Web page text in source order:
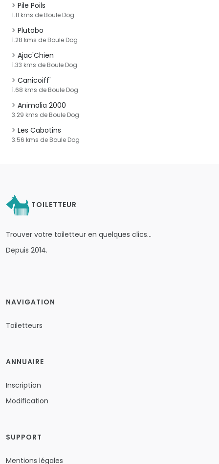
Pile Poils
1.11 kms de Boule Dog
Plutobo
1.28 kms de Boule Dog
Ajac'Chien
1.33 kms de Boule Dog
Canicoiff'
1.68 kms de Boule Dog
Animalia 2000
3.29 kms de Boule Dog
Les Cabotins
3.56 kms de Boule Dog
TOILETTEUR
Trouver votre toiletteur en quelques clics…
Depuis 2014.
NAVIGATION
Toiletteurs
ANNUAIRE
Inscription
Modification
SUPPORT
Mentions légales